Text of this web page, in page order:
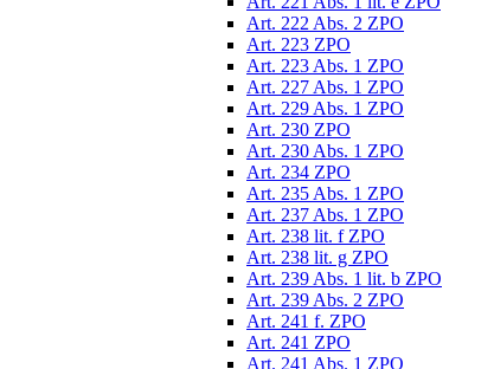
Art. 222 Abs. 2 ZPO
Art. 223 ZPO
Art. 223 Abs. 1 ZPO
Art. 227 Abs. 1 ZPO
Art. 229 Abs. 1 ZPO
Art. 230 ZPO
Art. 230 Abs. 1 ZPO
Art. 234 ZPO
Art. 235 Abs. 1 ZPO
Art. 237 Abs. 1 ZPO
Art. 238 lit. f ZPO
Art. 238 lit. g ZPO
Art. 239 Abs. 1 lit. b ZPO
Art. 239 Abs. 2 ZPO
Art. 241 f. ZPO
Art. 241 ZPO
Art. 241 Abs. 1 ZPO